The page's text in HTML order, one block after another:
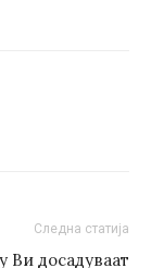
Следна статија
Ви досадуваат